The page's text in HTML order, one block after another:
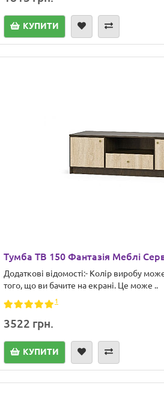
КУПИТИ
Тумба ТВ 150 Фантазія Меблі
Додаткові відомості:- Колір виробу
того, що ви бачите на екрані. Це може ..
1
3522 грн.
КУПИТИ